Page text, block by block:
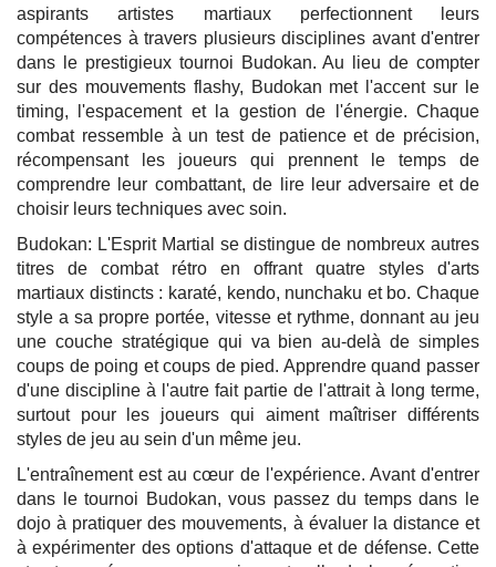
aspirants artistes martiaux perfectionnent leurs
compétences à travers plusieurs disciplines avant d'entrer
dans le prestigieux tournoi Budokan. Au lieu de compter
sur des mouvements flashy, Budokan met l'accent sur le
timing, l'espacement et la gestion de l'énergie. Chaque
combat ressemble à un test de patience et de précision,
récompensant les joueurs qui prennent le temps de
comprendre leur combattant, de lire leur adversaire et de
choisir leurs techniques avec soin.
Budokan: L'Esprit Martial se distingue de nombreux autres
titres de combat rétro en offrant quatre styles d'arts
martiaux distincts : karaté, kendo, nunchaku et bo. Chaque
style a sa propre portée, vitesse et rythme, donnant au jeu
une couche stratégique qui va bien au-delà de simples
coups de poing et coups de pied. Apprendre quand passer
d'une discipline à l'autre fait partie de l'attrait à long terme,
surtout pour les joueurs qui aiment maîtriser différents
styles de jeu au sein d'un même jeu.
L'entraînement est au cœur de l'expérience. Avant d'entrer
dans le tournoi Budokan, vous passez du temps dans le
dojo à pratiquer des mouvements, à évaluer la distance et
à expérimenter des options d'attaque et de défense. Cette